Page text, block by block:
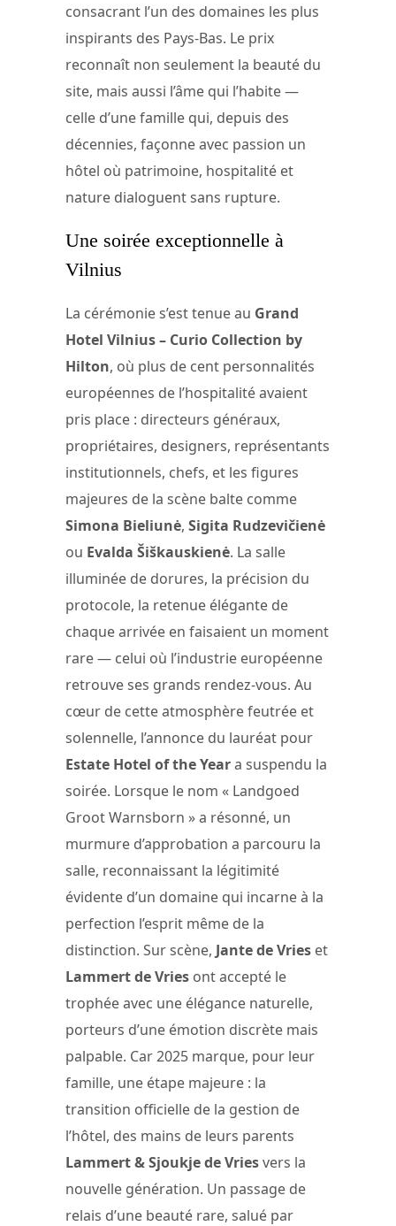
consacrant l’un des domaines les plus
inspirants des Pays-Bas. Le prix
reconnaît non seulement la beauté du
site, mais aussi l’âme qui l’habite —
celle d’une famille qui, depuis des
décennies, façonne avec passion un
hôtel où patrimoine, hospitalité et
nature dialoguent sans rupture.
Une soirée exceptionnelle à
Vilnius
La cérémonie s’est tenue au Grand
Hotel Vilnius – Curio Collection by
Hilton, où plus de cent personnalités
européennes de l’hospitalité avaient
pris place : directeurs généraux,
propriétaires, designers, représentants
institutionnels, chefs, et les figures
majeures de la scène balte comme
Simona Bieliunė, Sigita Rudzevičienė
ou Evalda Šiškauskienė. La salle
illuminée de dorures, la précision du
protocole, la retenue élégante de
chaque arrivée en faisaient un moment
rare — celui où l’industrie européenne
retrouve ses grands rendez-vous. Au
cœur de cette atmosphère feutrée et
solennelle, l’annonce du lauréat pour
Estate Hotel of the Yeara suspendu la
soirée. Lorsque le nom « Landgoed
Groot Warnsborn » a résonné, un
murmure d’approbation a parcouru la
salle, reconnaissant la légitimité
évidente d’un domaine qui incarne à la
perfection l’esprit même de la
distinction. Sur scène, Jante de Vries et
Lammert de Vries ont accepté le
trophée avec une élégance naturelle,
porteurs d’une émotion discrète mais
palpable. Car 2025 marque, pour leur
famille, une étape majeure : la
transition officielle de la gestion de
l’hôtel, des mains de leurs parents
Lammert & Sjoukje de Vriesvers la
nouvelle génération. Un passage de
relais d’une beauté rare, salué par